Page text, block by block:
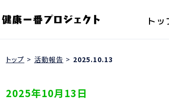
トッ
トップ 活動報告 2025.10.13
2025年10月13日